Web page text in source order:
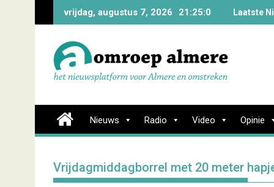
vrijdag, augustus 7, 2026 21:25:0 Laatste
Nieuws Radio Video Opinie
Vrijdagmiddagborrel met 20 meter